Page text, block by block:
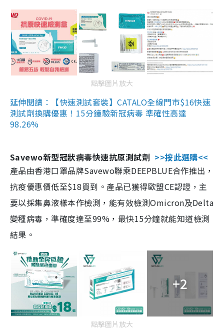
點擊圖片放大
延伸閱讀：【快速測試套裝】CATALO全線門市$16快速
測試劑換購優惠！15分鐘驗新冠病毒 準確性高達
98.26%
Savewo新型冠狀病毒快速抗原測試劑 >>按此選購<<
產品由香港口罩品牌Savewo聯乘DEEPBLUE合作推出，
抗疫優惠價低至$18買到。產品已獲得歐盟CE認證，主
要以採集鼻液樣本作檢測，能有效檢測Omicron及Delta
變種病毒，準確度達至99%，最快15分鐘就能知道檢測
結果。
+2
點擊圖片放大